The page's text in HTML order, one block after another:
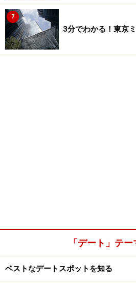
7
3分でわかる！東京
「デート」テ
ベストなデートスポットを知る